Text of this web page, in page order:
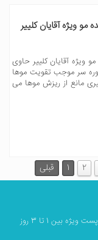
ویژه آقایان کلییر
ویژه آقایان کلییر حاوی
سر موجب تقویت موها
مانع از ریزش موها می
قبلی 1 2
سفارش های شما برای مرکز استان ها، با پست ویژه بین 1 تا 3 روز